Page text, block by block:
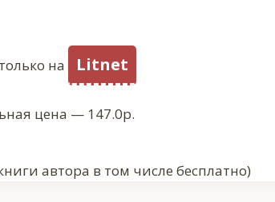
на Litnet
цена — 147.0р.
автора в том числе бесплатно)